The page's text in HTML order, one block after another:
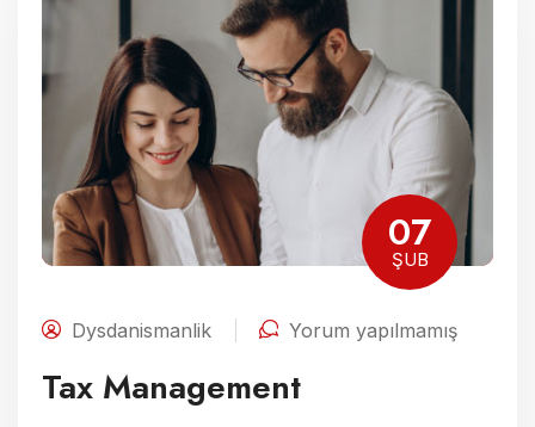
07
ŞUB
Dysdanismanlik Yorum yapılmamış
Tax Management